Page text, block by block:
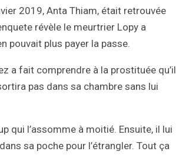
2019, Anta Thiam, était retrouvée
révèle le meurtrier Lopy a
pouvait plus payer la passe.
a fait comprendre à la prostituée qu’il
pas dans sa chambre sans lui
qui l’assomme à moitié. Ensuite, il lui
sa poche pour l’étrangler. Tout ça